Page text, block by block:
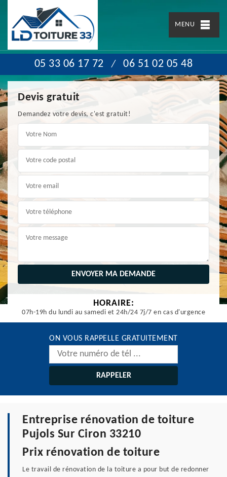
MENU
05 33 06 17 72 / 06 51 02 05 48
Devis gratuit
Demandez votre devis, c'est gratuit!
HORAIRE:
07h-19h du lundi au samedi et 24h/24 7j/7 en cas d'urgence
ON VOUS RAPPELLE GRATUITEMENT
Entreprise rénovation de toiture
Pujols Sur Ciron 33210
Prix rénovation de toiture
Le travail de rénovation de la toiture a pour but de redonner